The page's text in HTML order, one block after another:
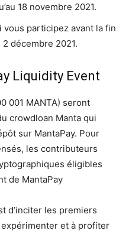
18 novembre 2021.
vous participez avant la fin
décembre 2021.
Liquidity Event
001 MANTA) seront
crowdloan Manta qui
sur MantaPay. Pour
les contributeurs
éligibles
de MantaPay
d’inciter les premiers
et à profiter